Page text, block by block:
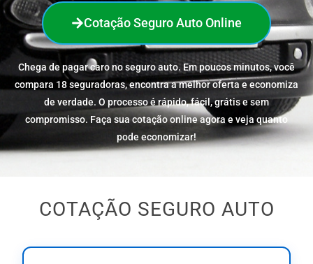
Cotação Seguro Auto Online
Chega de pagar caro no seguro auto. Em poucos minutos, você
compara 18 seguradoras, encontra a melhor oferta e economiza
de verdade. O processo é rápido, fácil, grátis e sem
compromisso. Faça sua cotação online agora e veja quanto
pode economizar!
COTAÇÃO SEGURO AUTO